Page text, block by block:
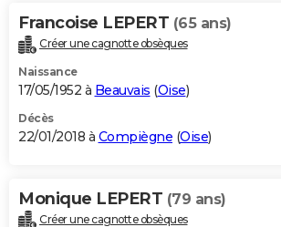
Francoise LEPERT (65 ans)
Créer une cagnotte obsèques
Naissance
17/05/1952 à Beauvais (Oise)
Décès
22/01/2018 à Compiègne (Oise)
Monique LEPERT (79 ans)
Créer une cagnotte obsèques